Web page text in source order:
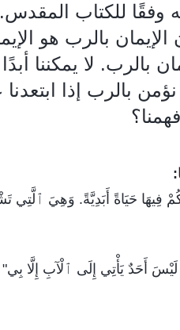
للكتاب
بالرب هو
بالرب. لا يمكننا
بالرب إذا
حَيَاةً أَبَدِيَّةً. وَهِيَ ٱلَّتِي
أَحَدٌ يَأْتِي إِلَى ٱلْآبِ إِلَّا بِي"